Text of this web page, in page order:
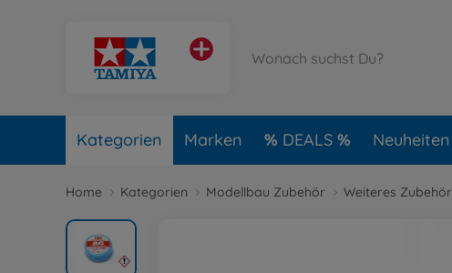
Kategorien Marken DEALS Neuheiten
Home Kategorien Modellbau Zubehör Weiteres Zubehör